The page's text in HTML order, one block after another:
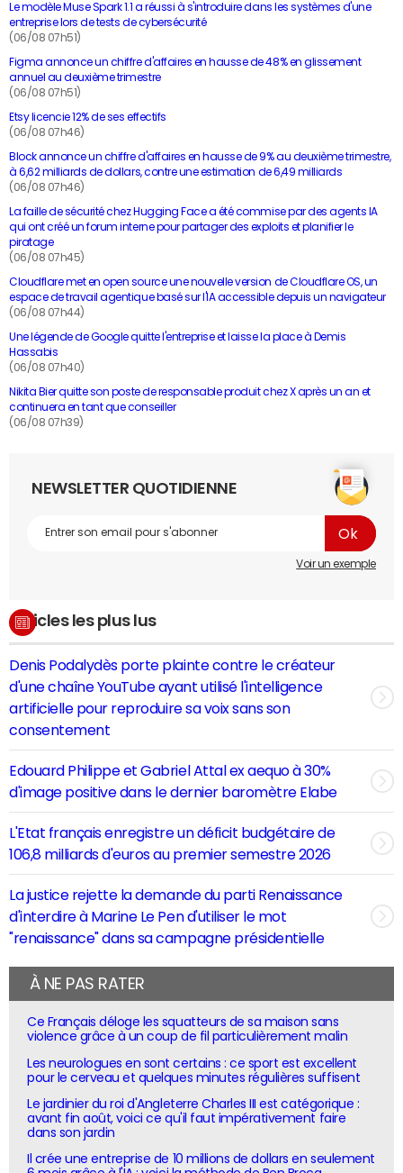
Le modèle Muse Spark 1.1 a réussi à s'introduire dans les systèmes d'une
entreprise lors de tests de cybersécurité
(06/08 07h51)
Figma annonce un chiffre d'affaires en hausse de 48% en glissement
annuel au deuxième trimestre
(06/08 07h51)
Etsy licencie 12% de ses effectifs
(06/08 07h46)
Block annonce un chiffre d'affaires en hausse de 9% au deuxième trimestre,
à 6,62 milliards de dollars, contre une estimation de 6,49 milliards
(06/08 07h46)
La faille de sécurité chez Hugging Face a été commise par des agents IA
qui ont créé un forum interne pour partager des exploits et planifier le
piratage
(06/08 07h45)
Cloudflare met en open source une nouvelle version de Cloudflare OS, un
espace de travail agentique basé sur l'IA accessible depuis un navigateur
(06/08 07h44)
Une légende de Google quitte l'entreprise et laisse la place à Demis
Hassabis
(06/08 07h40)
Nikita Bier quitte son poste de responsable produit chez X après un an et
continuera en tant que conseiller
(06/08 07h39)
NEWSLETTER QUOTIDIENNE
Voir un exemple
Articles les plus lus
Denis Podalydès porte plainte contre le créateur
d'une chaîne YouTube ayant utilisé l'intelligence
artificielle pour reproduire sa voix sans son
consentement
Edouard Philippe et Gabriel Attal ex aequo à 30%
d'image positive dans le dernier baromètre Elabe
L'Etat français enregistre un déficit budgétaire de
106,8 milliards d'euros au premier semestre 2026
La justice rejette la demande du parti Renaissance
d'interdire à Marine Le Pen d'utiliser le mot
"renaissance" dans sa campagne présidentielle
À NE PAS RATER
Ce Français déloge les squatteurs de sa maison sans
violence grâce à un coup de fil particulièrement malin
Les neurologues en sont certains : ce sport est excellent
pour le cerveau et quelques minutes régulières suffisent
Le jardinier du roi d'Angleterre Charles III est catégorique :
avant fin août, voici ce qu'il faut impérativement faire
dans son jardin
Il crée une entreprise de 10 millions de dollars en seulement